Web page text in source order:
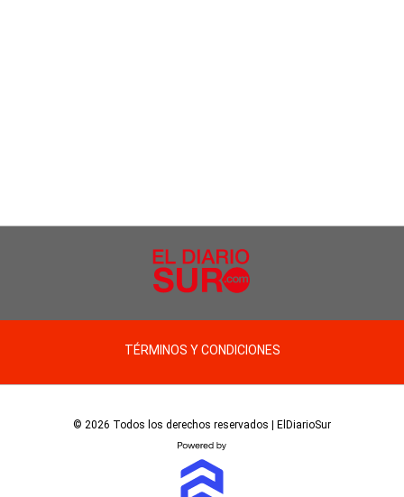
TÉRMINOS Y CONDICIONES
© 2026 Todos los derechos reservados | ElDiarioSur